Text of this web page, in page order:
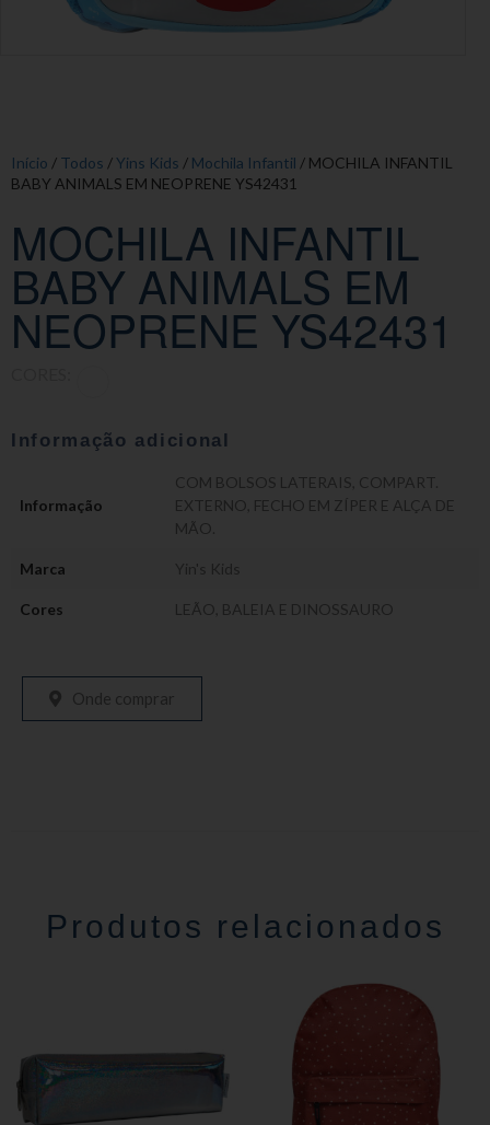
Início / Todos /Yins Kids / Mochila Infantil / MOCHILA INFANTIL
BABY ANIMALS EM NEOPRENE YS42431
MOCHILA INFANTIL
BABY ANIMALS EM
NEOPRENE YS42431
Informação adicional
Informação
COM BOLSOS LATERAIS, COMPART.
EXTERNO, FECHO EM ZÍPER E ALÇA DE
MÃO.
Marca Yin's Kids
Cores LEÃO, BALEIA E DINOSSAURO
Onde comprar
Produtos relacionados